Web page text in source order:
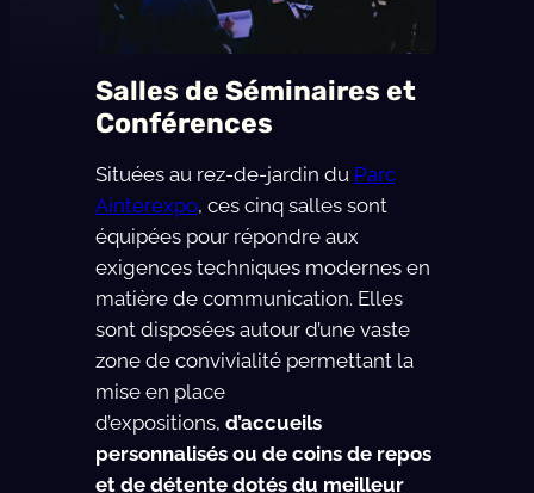
Salles de Séminaires et
Conférences
Situées au rez-de-jardin du Parc
Ainterexpo, ces cinq salles sont
équipées pour répondre aux
exigences techniques modernes en
matière de communication. Elles
sont disposées autour d’une vaste
zone de convivialité permettant la
mise en place
d’expositions, d’accueils
personnalisés ou de coins de repos
et de détente dotés du meilleur